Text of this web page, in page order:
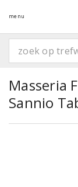
menu
Masseria
Sannio